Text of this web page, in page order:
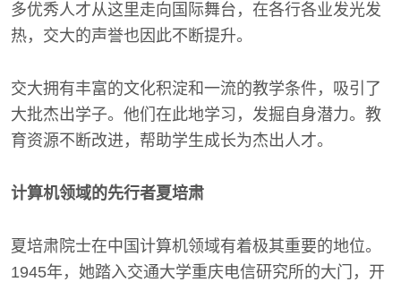
多优秀人才从这里走向国际舞台，在各行各业发光发
热，交大的声誉也因此不断提升。
交大拥有丰富的文化积淀和一流的教学条件，吸引了
大批杰出学子。他们在此地学习，发掘自身潜力。教
育资源不断改进，帮助学生成长为杰出人才。
计算机领域的先行者夏培肃
夏培肃院士在中国计算机领域有着极其重要的地位。
1945年，她踏入交通大学重庆电信研究所的大门，开